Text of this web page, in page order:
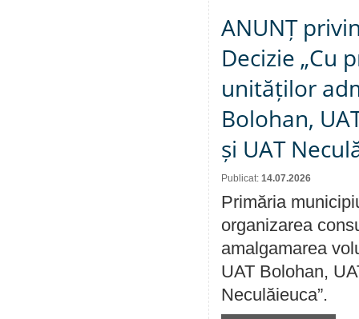
ANUNȚ
Decizie „Cu
unităților
Bolohan,
și UAT
Publicat: 14.07.2026
Primăria
organizarea
amalgamarea
UAT Bolohan,
Neculăieuca”.